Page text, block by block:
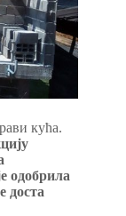
кућа.
одобрила
доста